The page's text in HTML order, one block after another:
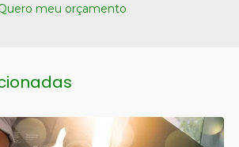
meu orçamento